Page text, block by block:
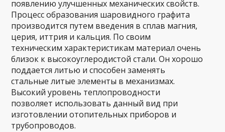
появлению улучшенных механических свойств.
Процесс образования шаровидного графита
производится путем введения в сплав магния,
церия, иттрия и кальция. По своим
техническим характеристикам материал очень
близок к высокоуглеродистой стали. Он хорошо
поддается литью и способен заменять
стальные литые элементы в механизмах.
Высокий уровень теплопроводности
позволяет использовать данный вид при
изготовлении отопительных приборов и
трубопроводов.